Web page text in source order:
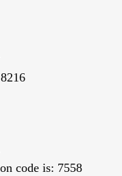
code is: 7558